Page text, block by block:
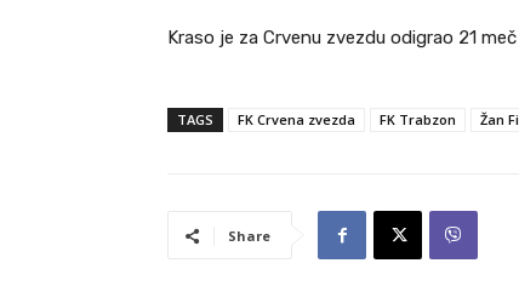
Kraso je za Crvenu zvezdu odigrao 21
TAGS FK Crvena zvezda FK Trabzon Žan
Share